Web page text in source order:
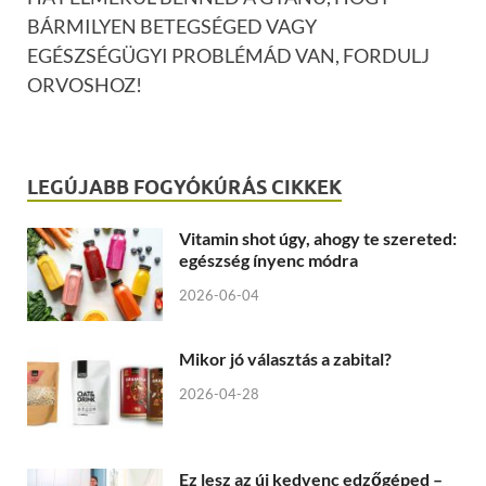
BÁRMILYEN BETEGSÉGED VAGY
EGÉSZSÉGÜGYI PROBLÉMÁD VAN, FORDULJ
ORVOSHOZ!
LEGÚJABB FOGYÓKÚRÁS CIKKEK
Vitamin shot úgy, ahogy te szereted:
egészség ínyenc módra
2026-06-04
Mikor jó választás a zabital?
2026-04-28
Ez lesz az új kedvenc edzőgéped –